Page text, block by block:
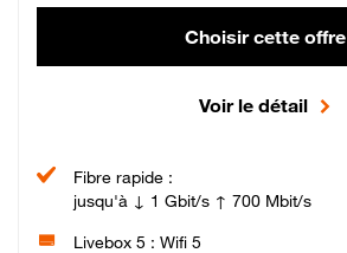
Choisir cette offre
Voir le détail
Fibre rapide :
jusqu'à ↓ 1 Gbit/s ↑ 700 Mbit/s
Livebox 5 : Wifi 5